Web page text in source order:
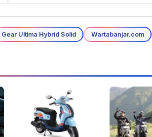
Gear Ultima Hybrid Solid Wartabanjar.com